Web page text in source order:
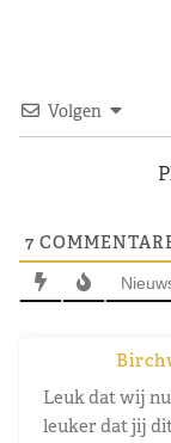
Volgen
7
Leuk dat wij
leuker dat jij